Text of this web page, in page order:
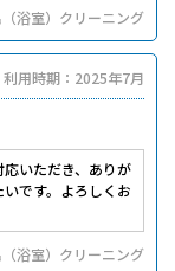
浴室）クリーニング
利用時期：2025年7月
いただき、ありが
です。よろしくお
浴室）クリーニング